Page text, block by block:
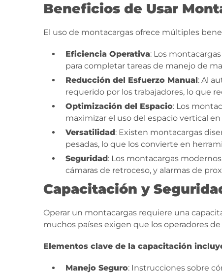
Beneficios de Usar
El uso de montacargas ofrece múltiples
Eficiencia Operativa: Los
para completar tareas de manejo de
Reducción del Esfuerzo Manual: Al
requerido por los trabajadores, lo que
Optimización del Espacio: Los
maximizar el uso del espacio vertical
Versatilidad: Existen montacargas
pesadas, lo que los convierte en
Seguridad: Los montacargas
cámaras de retroceso, y alarmas de
Capacitación y
Operar un montacargas requiere una
muchos países exigen que los operadores
Elementos clave de la capacitación
Manejo Seguro: Instrucciones sobre